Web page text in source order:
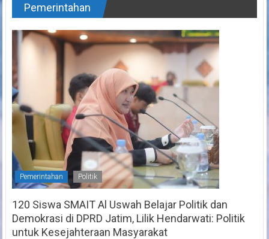
Pemerintahan
Pemerintahan Politik
120 Siswa SMAIT Al Uswah Belajar Politik dan
Demokrasi di DPRD Jatim, Lilik Hendarwati: Politik
untuk Kesejahteraan Masyarakat